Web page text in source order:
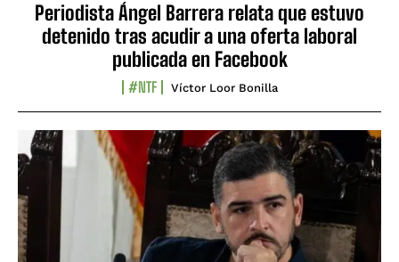
Periodista Ángel Barrera relata que estuvo
detenido tras acudir a una oferta laboral
publicada en Facebook
#NTF Víctor Loor Bonilla